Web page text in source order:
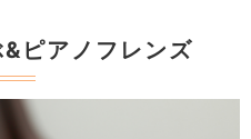
ピアノフレンズ